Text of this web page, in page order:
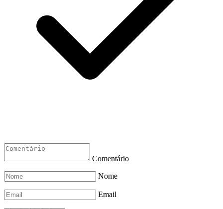
Comentário
Nome
Email